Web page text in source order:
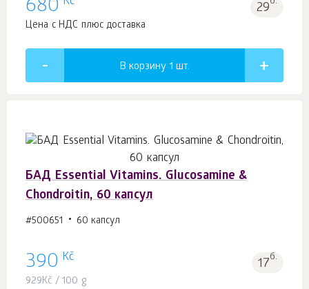
680 29
Цена с НДС плюс доставка
В корзину 1 шт.
БАД Essential Vitamins. Glucosamine &
Chondroitin, 60 капсул
#500651 60 капсул
390 Kč 17б.
929Kč / 100 g